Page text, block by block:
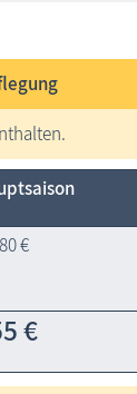
80 €
€